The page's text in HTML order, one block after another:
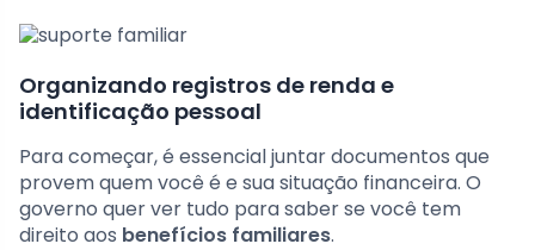
Organizando registros de renda e
identificação pessoal
Para começar, é essencial juntar documentos que
provem quem você é e sua situação financeira. O
governo quer ver tudo para saber se você tem
direito aos benefícios familiares.